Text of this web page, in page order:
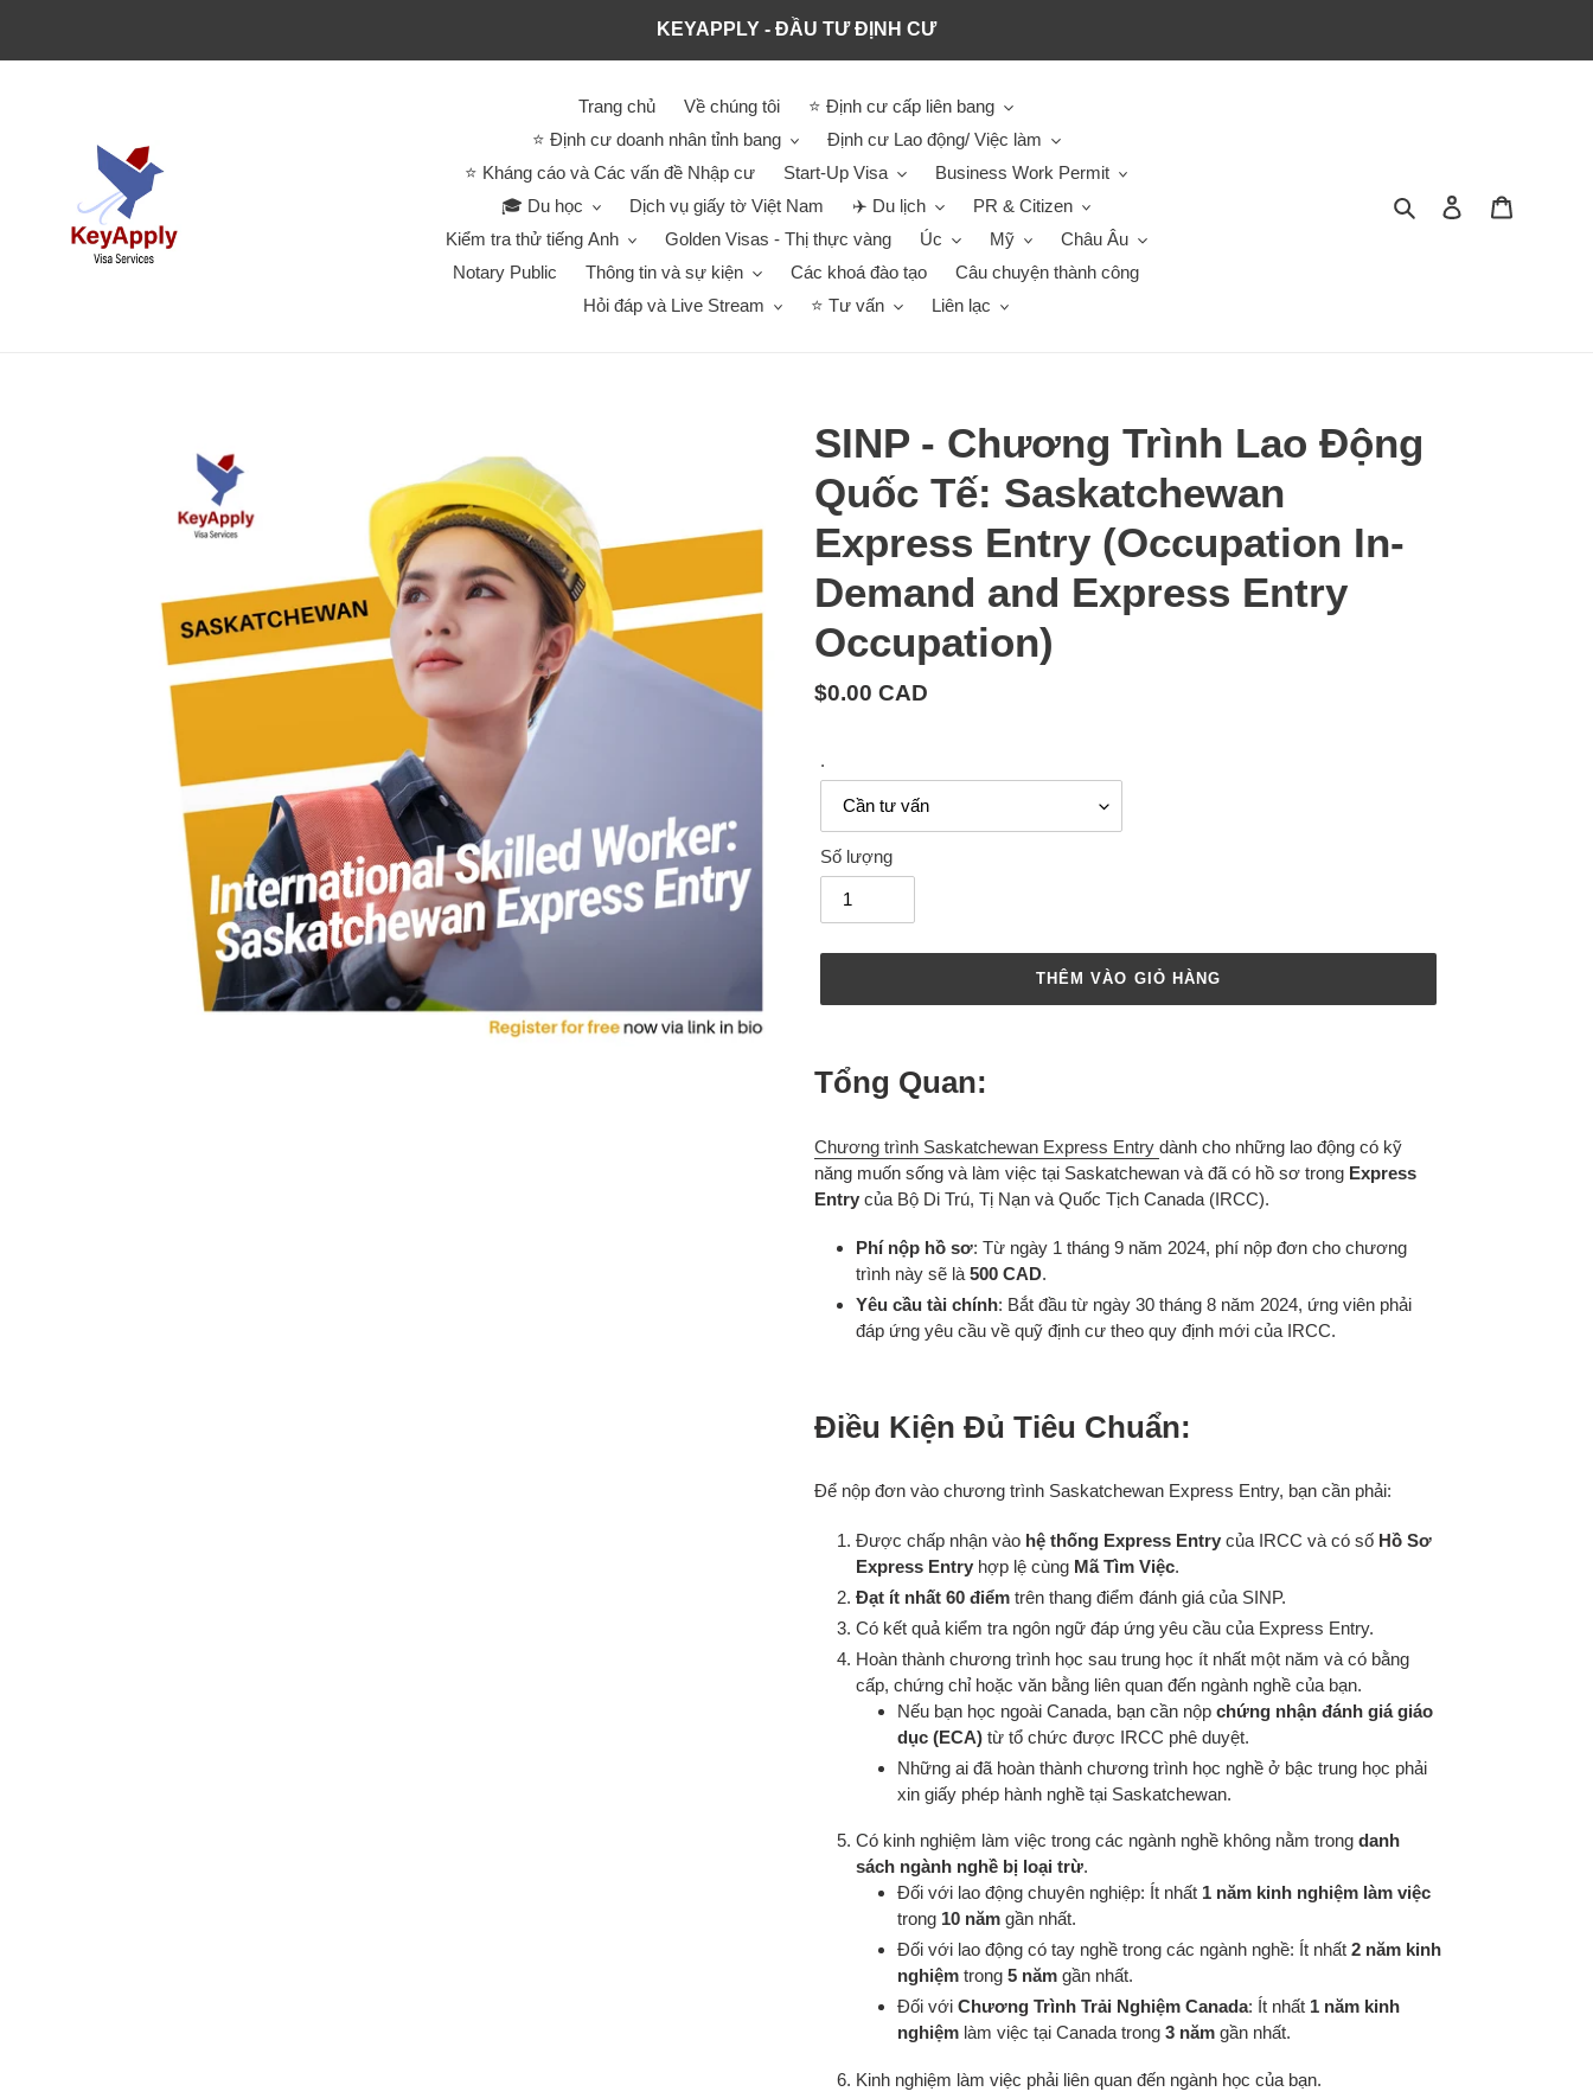
KEYAPPLY - ĐẦU TƯ ĐỊNH CƯ
Trang chủ Về chúng tôi
⭐ Định cư cấp liên bang
⭐ Định cư doanh nhân tỉnh bang
Định cư Lao động/ Việc làm
⭐ Kháng cáo và Các vấn đề Nhập cư
Start-Up Visa
Business Work Permit
🎓 Du học
Dịch vụ giấy tờ Việt Nam ✈️ Du lịch
PR & Citizen
Kiểm tra thử tiếng Anh
Golden Visas - Thị thực vàng Úc Mỹ
Châu Âu
Notary Public
Thông tin và sự kiện Các khoá đào tạo
Câu chuyện thành công
Hỏi đáp và Live Stream
⭐ Tư vấn Liên lạc
Tìm kiếmĐăng nhập
SINP - Chương Trình Lao Động
Quốc Tế: Saskatchewan
Express Entry (Occupation In-
Demand and Express Entry
Occupation)
Giá
thông
thường
$0.00 CAD
.
Số lượng
THÊM VÀO GIỎ HÀNG
sản
phẩm
giỏ
hàng
của
Tổng Quan:
Chương trình Saskatchewan Express Entry dành cho những lao động có kỹ
năng muốn sống và làm việc tại Saskatchewan và đã có hồ sơ trong Express
Entry của Bộ Di Trú, Tị Nạn và Quốc Tịch Canada (IRCC).
Phí nộp hồ sơ: Từ ngày 1 tháng 9 năm 2024, phí nộp đơn cho chương
trình này sẽ là 500 CAD.
Yêu cầu tài chính: Bắt đầu từ ngày 30 tháng 8 năm 2024, ứng viên phải
đáp ứng yêu cầu về quỹ định cư theo quy định mới của IRCC.
Điều Kiện Đủ Tiêu Chuẩn:
Để nộp đơn vào chương trình Saskatchewan Express Entry, bạn cần phải:
Được chấp nhận vào hệ thống Express Entry của IRCC và có số Hồ Sơ
Express Entry hợp lệ cùng Mã Tìm Việc.
Đạt ít nhất 60 điểm trên thang điểm đánh giá của SINP.
Có kết quả kiểm tra ngôn ngữ đáp ứng yêu cầu của Express Entry.
Hoàn thành chương trình học sau trung học ít nhất một năm và có bằng
cấp, chứng chỉ hoặc văn bằng liên quan đến ngành nghề của bạn.
Nếu bạn học ngoài Canada, bạn cần nộp chứng nhận đánh giá giáo
dục (ECA) từ tổ chức được IRCC phê duyệt.
Những ai đã hoàn thành chương trình học nghề ở bậc trung học phải
xin giấy phép hành nghề tại Saskatchewan.
Có kinh nghiệm làm việc trong các ngành nghề không nằm trong danh
sách ngành nghề bị loại trừ.
Đối với lao động chuyên nghiệp: Ít nhất 1 năm kinh nghiệm làm việc
trong 10 năm gần nhất.
Đối với lao động có tay nghề trong các ngành nghề: Ít nhất 2 năm kinh
nghiệm trong 5 năm gần nhất.
Đối với Chương Trình Trải Nghiệm Canada: Ít nhất 1 năm kinh
nghiệm làm việc tại Canada trong 3 năm gần nhất.
Kinh nghiệm làm việc phải liên quan đến ngành học của bạn.